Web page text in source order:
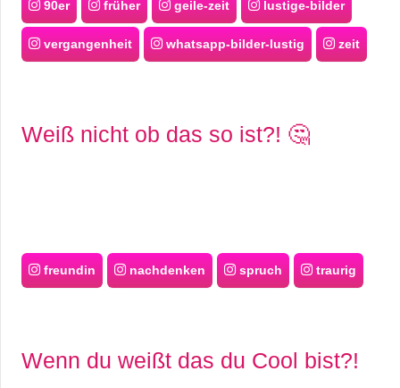
90er früher geile-zeit lustige-bilder
vergangenheit whatsapp-bilder-lustig zeit
Weiß nicht ob das so ist?! 🤔
freundin nachdenken spruch traurig
Wenn du weißt das du Cool bist?!